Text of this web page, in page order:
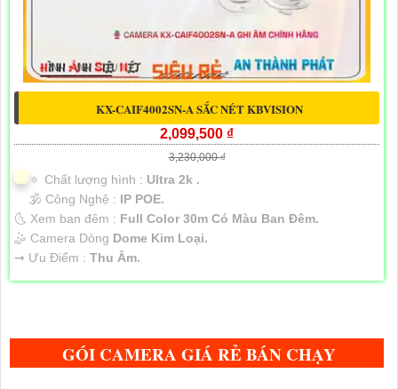
KX-CAIF4002SN-A SẮC NÉT KBVISION
2,099,500 ₫
3,230,000 ₫
🔅 Chất lượng hình : Ultra 2k .
🕉️ Công Nghệ : IP POE.
🌜 Xem ban đêm : Full Color 30m Có Màu Ban Đêm.
🤹 Camera Dòng Dome Kim Loại.
️⇝ Ưu Điểm : Thu Âm.
GÓI CAMERA GIÁ RẺ BÁN CHẠY